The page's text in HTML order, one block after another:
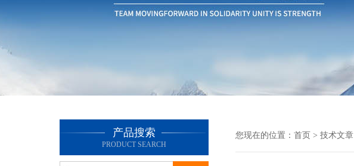
产品搜索
PRODUCT SEARCH
您现在的位置： 首页 > 技术文章